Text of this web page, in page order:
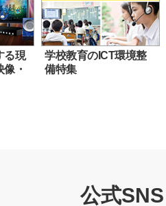
る現
・
学校教育のICT環境整
備特集
公式